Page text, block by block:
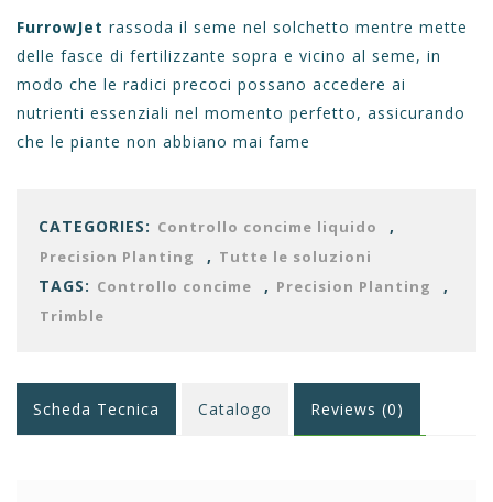
FurrowJet rassoda il seme nel solchetto mentre mette
delle fasce di fertilizzante sopra e vicino al seme, in
modo che le radici precoci possano accedere ai
nutrienti essenziali nel momento perfetto, assicurando
che le piante non abbiano mai fame
CATEGORIES: Controllo concime liquido ,
Precision Planting , Tutte le soluzioni
TAGS: Controllo concime , Precision Planting ,
Trimble
Reviews (0)
Scheda Tecnica Catalogo